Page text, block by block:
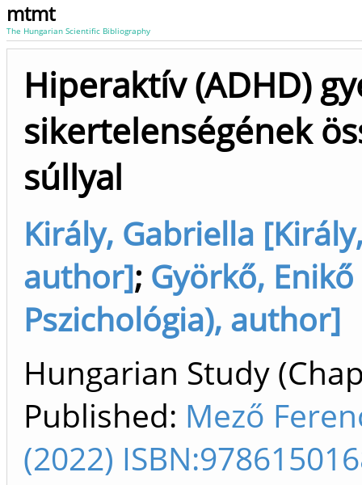
mtmt
The Hungarian Scientific Bibliography
Hiperaktív (ADHD)
sikertelenségének
súllyal
Király, Gabriella
author]; Györkő,
Pszichológia), author]
Hungarian Study
Published: Mező
(2022)